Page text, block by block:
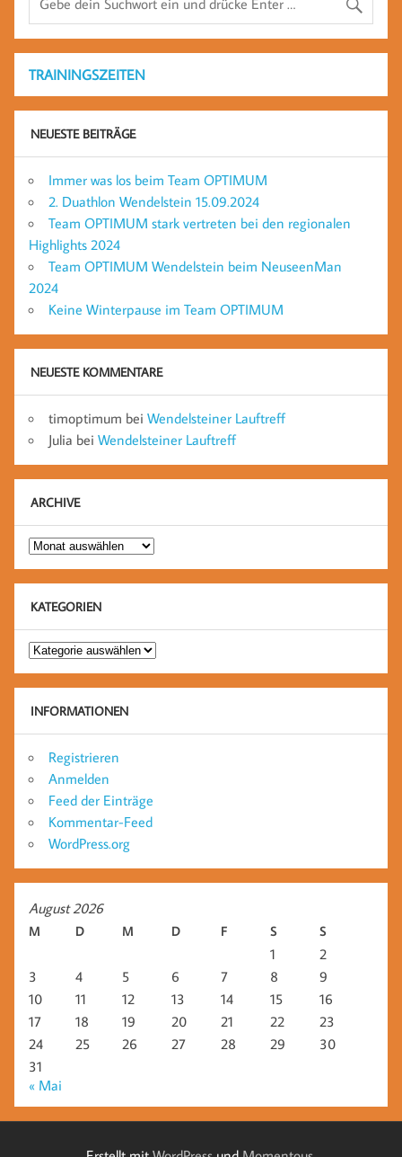
TRAININGSZEITEN
NEUESTE BEITRÄGE
Immer was los beim Team OPTIMUM
2. Duathlon Wendelstein 15.09.2024
Team OPTIMUM stark vertreten bei den regionalen
Highlights 2024
Team OPTIMUM Wendelstein beim NeuseenMan
2024
Keine Winterpause im Team OPTIMUM
NEUESTE KOMMENTARE
timoptimum bei Wendelsteiner Lauftreff
Julia bei Wendelsteiner Lauftreff
ARCHIVE
Archive
KATEGORIEN
Kategorien
INFORMATIONEN
Registrieren
Anmelden
Feed der Einträge
Kommentar-Feed
WordPress.org
August 2026
M D M D F S S
1
2
3
4 5 6 7 8
9
10
11 12 13 14 15
16
17
18 19 20 21 22
23
24
25 26 27 28 29
30
31
« Mai